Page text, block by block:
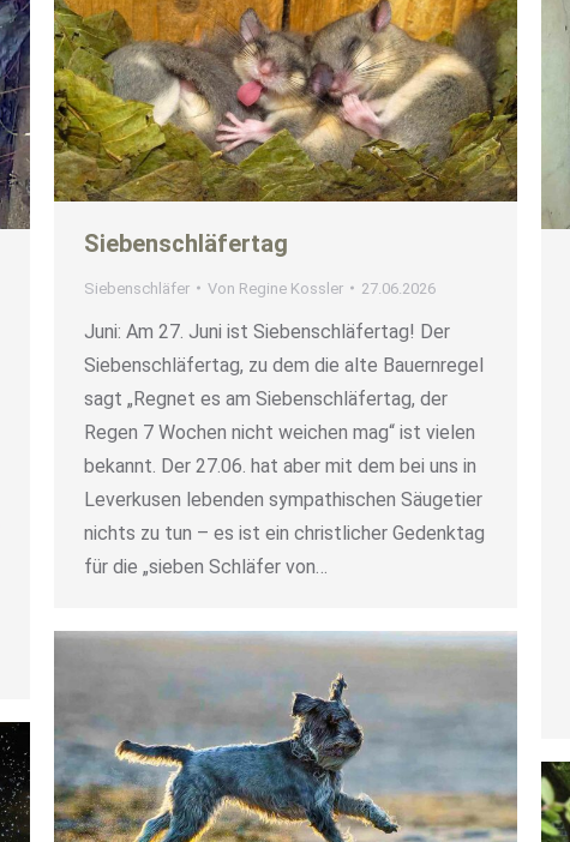
Siebenschläfertag
Siebenschläfer Von Regine Kossler 27.06.2026
Juni: Am 27. Juni ist Siebenschläfertag! Der
Siebenschläfertag, zu dem die alte Bauernregel
sagt „Regnet es am Siebenschläfertag, der
Regen 7 Wochen nicht weichen mag“ ist vielen
bekannt. Der 27.06. hat aber mit dem bei uns in
Leverkusen lebenden sympathischen Säugetier
nichts zu tun – es ist ein christlicher Gedenktag
für die „sieben Schläfer von…